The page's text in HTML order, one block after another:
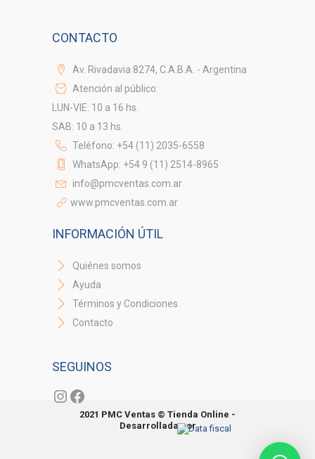
CONTACTO
Av. Rivadavia 8274, C.A.B.A. - Argentina
Atención al público:
LUN-VIE: 10 a 16 hs.
SAB: 10 a 13 hs.
Teléfono: +54 (11) 2035-6558
WhatsApp: +54 9 (11) 2514-8965
info@pmcventas.com.ar
www.pmcventas.com.ar
INFORMACIÓN ÚTIL
Quiénes somos
Ayuda
Términos y Condiciones
Contacto
SEGUINOS
Instagram
Facebook
2021 PMC Ventas © Tienda Online -
Desarrollada por